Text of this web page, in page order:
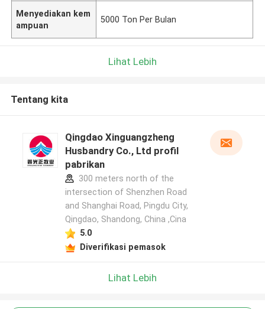
Menyediakan kem
ampuan
5000 Ton Per Bulan
Lihat Lebih
Tentang kita
Qingdao Xinguangzheng
Husbandry Co., Ltd profil
pabrikan
300 meters north of the
intersection of Shenzhen Road
and Shanghai Road, Pingdu City,
Qingdao, Shandong, China ,Cina
5.0
Diverifikasi pemasok
Lihat Lebih